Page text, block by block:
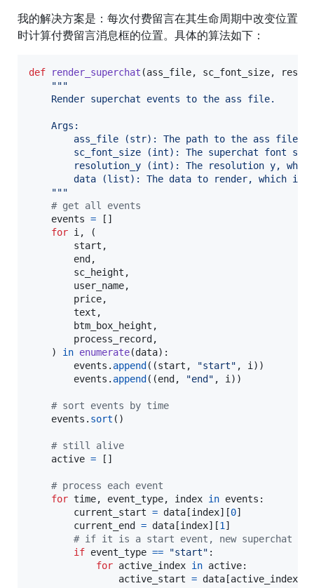
我的解决方案是：每次付费留言在其生命周期中改变位置
时计算付费留言消息框的位置。具体的算法如下：
def render_superchat (ass_file, sc_font_size,
"""
    Render superchat events to the ass file.
    Args:
        ass_file (str): The path to the ass file.
sc_font_size (int): The superchat font
resolution_y (int): The resolution y,
data (list): The data to render, which is
    """
# get all events
events = []
for i, (
start ,
end ,
sc_height ,
user_name,
price,
text ,
btm_box_height ,
process_record ,
    )
in enumerate(data):
events . append ((start , "start" , i))
events . append ((end , "end" , i))
# sort events by time
events . sort ()
# still alive
active = []
# process each event
for time, event_type, index in events :
current_start = data [index][0]
current_end
= data [index][1]
# if it is a start event, new superchat
if event_type == "start" :
for active_index in active:
active_start = data [active_index